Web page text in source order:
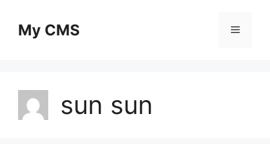
contentMy CMS Menu
sun sun